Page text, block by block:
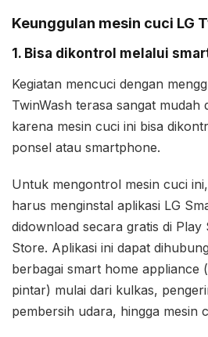
Keunggulan mesin cuci LG
1. Bisa dikontrol melalui
Kegiatan mencuci dengan
TwinWash terasa sangat mudah
karena mesin cuci ini bisa
ponsel atau smartphone.
Untuk mengontrol mesin cuci
harus menginstal aplikasi LG
didownload secara gratis di
Store. Aplikasi ini dapat
berbagai smart home appliance
pintar) mulai dari kulkas,
pembersih udara, hingga mesin